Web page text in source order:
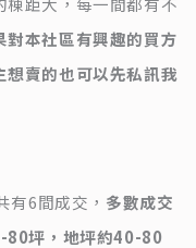
對本社區有興趣的買方
想賣的也可以先私訊我
6間成交， 多數成交
坪，地坪約40-80